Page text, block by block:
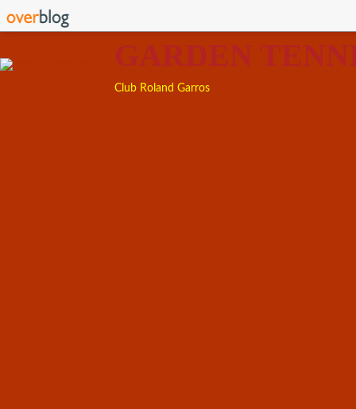
GARDEN
Club Roland Garros